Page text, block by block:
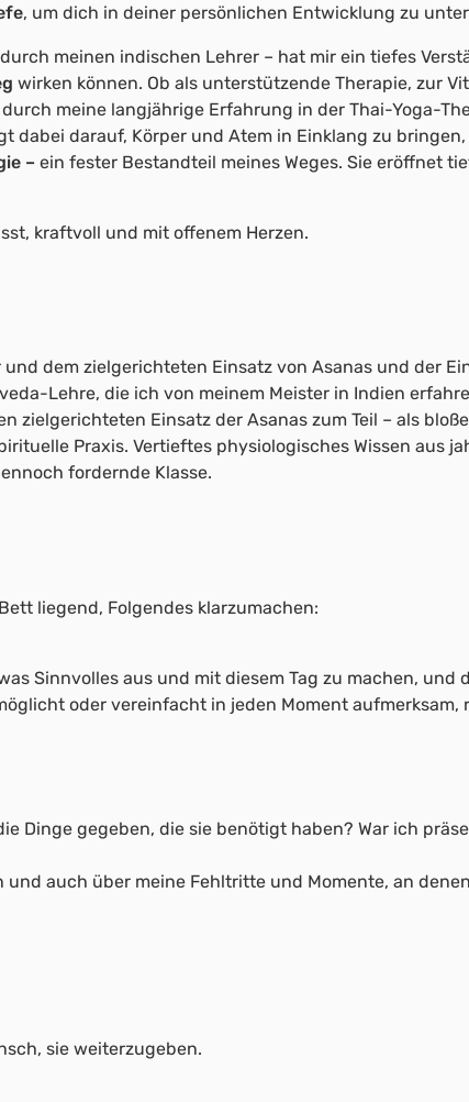
, um dich in deiner persönlichen Entwicklung zu
meinen indischen Lehrer – hat mir ein tiefes
wirken können. Ob als unterstützende Therapie, zur
meine langjährige Erfahrung in der Thai-Yoga-
dabei darauf, Körper und Atem in Einklang zu
– ein fester Bestandteil meines Weges. Sie eröffnet
kraftvoll und mit offenem Herzen.
dem zielgerichteten Einsatz von Asanas und der
Lehre, die ich von meinem Meister in Indien
zielgerichteten Einsatz der Asanas zum Teil – als
Praxis. Vertieftes physiologisches Wissen aus
fordernde Klasse.
liegend, Folgendes klarzumachen:
Sinnvolles aus und mit diesem Tag zu machen, und
oder vereinfacht in jeden Moment
Dinge gegeben, die sie benötigt haben? War ich
und auch über meine Fehltritte und Momente, an
sie weiterzugeben.